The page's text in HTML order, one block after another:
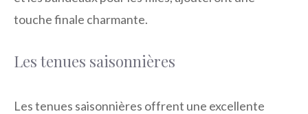
touche finale charmante.
Les tenues saisonnières
Les tenues saisonnières offrent une excellente